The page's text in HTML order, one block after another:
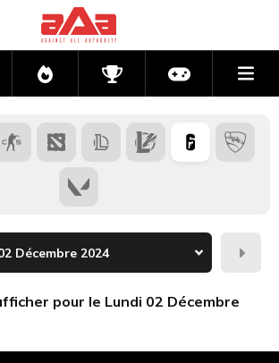
Directs CompétitionsActu jeux
pour le Lundi 02 Décembre